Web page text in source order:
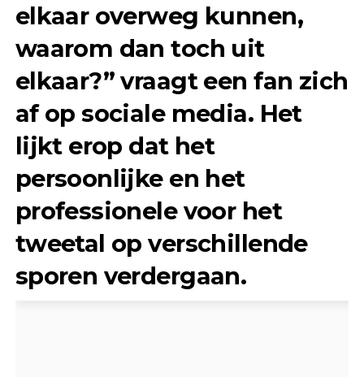
elkaar overweg kunnen,
waarom dan toch uit
elkaar?” vraagt een fan zich
af op sociale media. Het
lijkt erop dat het
persoonlijke en het
professionele voor het
tweetal op verschillende
sporen verdergaan.